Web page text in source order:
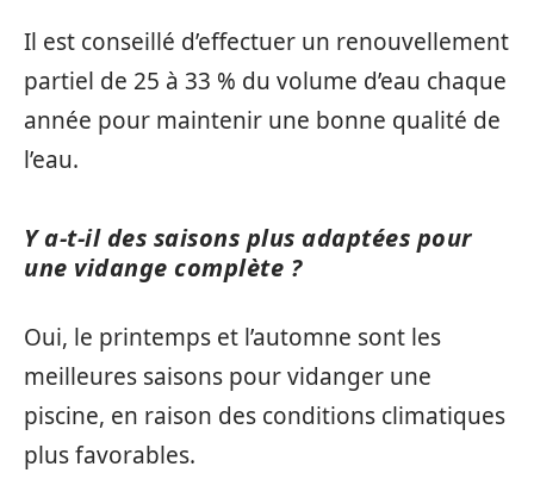
Il est conseillé d’effectuer un renouvellement
partiel de 25 à 33 % du volume d’eau chaque
année pour maintenir une bonne qualité de
l’eau.
Y a-t-il des saisons plus adaptées pour
une vidange complète ?
Oui, le printemps et l’automne sont les
meilleures saisons pour vidanger une
piscine, en raison des conditions climatiques
plus favorables.